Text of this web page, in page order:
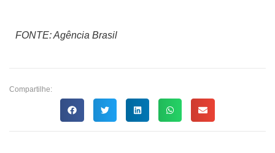
FONTE: Agência Brasil
Compartilhe: